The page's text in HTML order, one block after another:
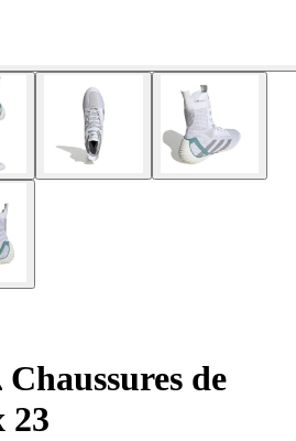
Chaussures de
23